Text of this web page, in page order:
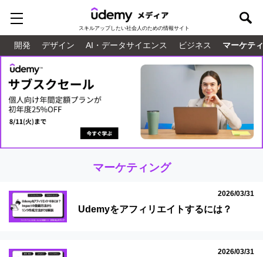
スキルアップしたい社会人のための情報サイト
開発 デザイン AI・データサイエンス ビジネス マーケテ
マーケティング
2026/03/31
Udemyをアフィリエイトするには？
2026/03/31